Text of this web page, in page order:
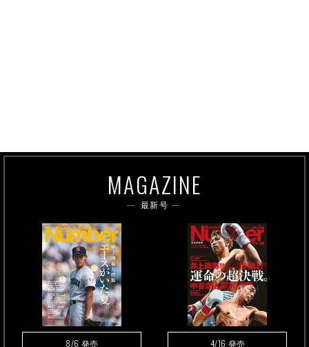
MAGAZINE
最新号
8/6 発売 4/16 発売